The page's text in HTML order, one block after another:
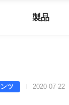
製品
ツ 2020-07-22